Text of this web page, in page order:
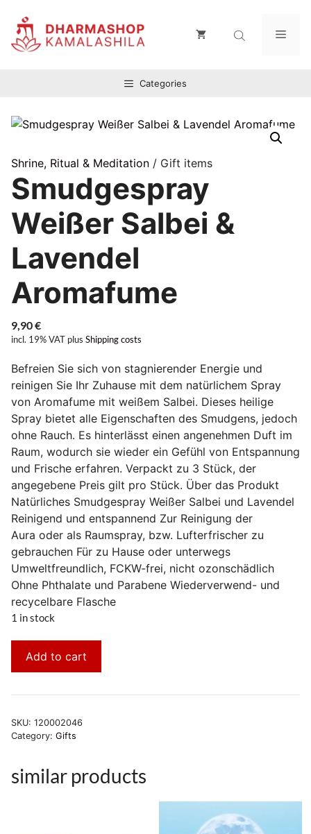
Inhalt
springen
Categories
Shrine, Ritual & Meditation / Gift items
Smudgespray
Weißer Salbei &
Lavendel
Aromafume
9,90€
incl. 19% VAT plus Shipping costs
Befreien Sie sich von stagnierender Energie und
reinigen Sie Ihr Zuhause mit dem natürlichem Spray
von Aromafume mit weißem Salbei. Dieses heilige
Spray bietet alle Eigenschaften des Smudgens, jedoch
ohne Rauch. Es hinterlässt einen angenehmen Duft im
Raum, wodurch sie wieder ein Gefühl von Entspannung
und Frische erfahren. Verpackt zu 3 Stück, der
angegebene Preis gilt pro Stück. Über das Produkt
Natürliches Smudgespray Weißer Salbei und Lavendel
Reinigend und entspannend Zur Reinigung der
Aura oder als Raumspray, bzw. Lufterfrischer zu
gebrauchen Für zu Hause oder unterwegs
Umweltfreundlich, FCKW-frei, nicht ozonschädlich
Ohne Phthalate und Parabene Wiederverwend- und
recycelbare Flasche
1 in stock
Add to cart
SKU: 120002046
Category: Gifts
similar products